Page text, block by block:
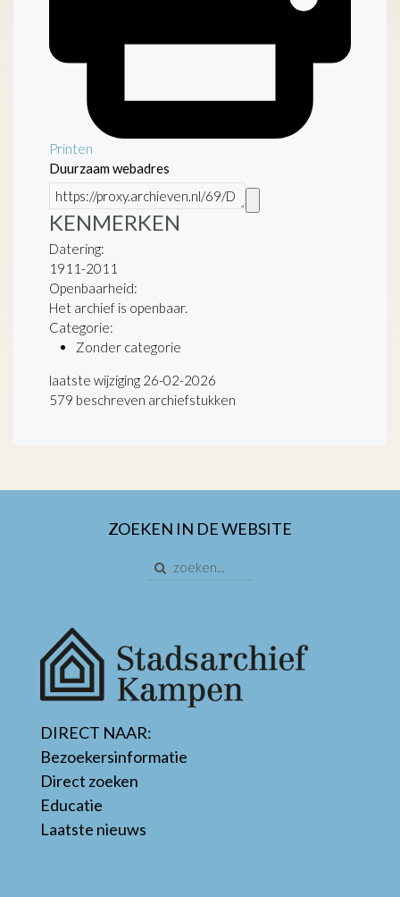
Printen
Duurzaam webadres
KENMERKEN
Datering:
1911-2011
Openbaarheid:
Het archief is openbaar.
Categorie:
Zonder categorie
laatste wijziging 26-02-2026
579 beschreven archiefstukken
ZOEKEN IN DE WEBSITE
DIRECT NAAR:
Bezoekersinformatie
Direct zoeken
Educatie
Laatste nieuws